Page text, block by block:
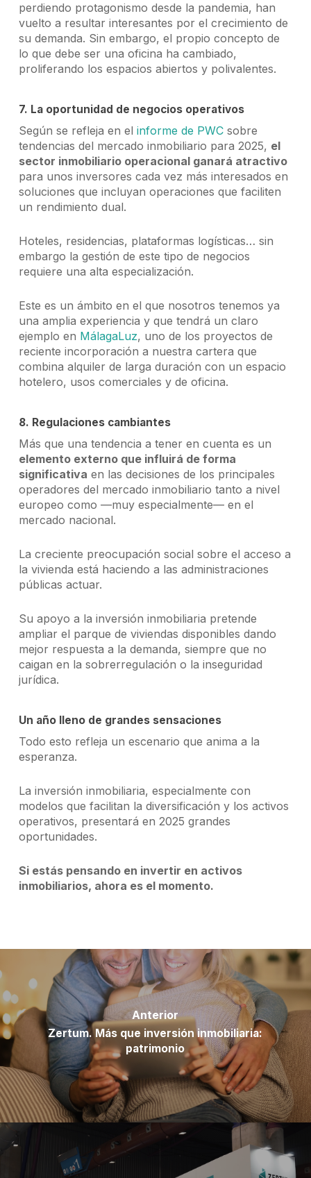
perdiendo protagonismo desde la pandemia, han
vuelto a resultar interesantes por el crecimiento de
su demanda. Sin embargo, el propio concepto de
lo que debe ser una oficina ha cambiado,
proliferando los espacios abiertos y polivalentes.
7. La oportunidad de negocios operativos
Según se refleja en el informe de PWCsobre
tendencias del mercado inmobiliario para 2025, el
sector inmobiliario operacional ganará atractivo
para unos inversores cada vez más interesados en
soluciones que incluyan operaciones que faciliten
un rendimiento dual.
Hoteles, residencias, plataformas logísticas… sin
embargo la gestión de este tipo de negocios
requiere una alta especialización.
Este es un ámbito en el que nosotros tenemos ya
una amplia experiencia y que tendrá un claro
ejemplo en MálagaLuz, uno de los proyectos de
reciente incorporación a nuestra cartera que
combina alquiler de larga duración con un espacio
hotelero, usos comerciales y de oficina.
8. Regulaciones cambiantes
Más que una tendencia a tener en cuenta es un
elemento externo que influirá de forma
significativa en las decisiones de los principales
operadores del mercado inmobiliario tanto a nivel
europeo como —muy especialmente— en el
mercado nacional.
La creciente preocupación social sobre el acceso a
la vivienda está haciendo a las administraciones
públicas actuar.
Su apoyo a la inversión inmobiliaria pretende
ampliar el parque de viviendas disponibles dando
mejor respuesta a la demanda, siempre que no
caigan en la sobrerregulación o la inseguridad
jurídica.
Un año lleno de grandes sensaciones
Todo esto refleja un escenario que anima a la
esperanza.
La inversión inmobiliaria, especialmente con
modelos que facilitan la diversificación y los activos
operativos, presentará en 2025 grandes
oportunidades.
Si estás pensando en invertir en activos
inmobiliarios, ahora es el momento.
Anterior
Zertum. Más que inversión inmobiliaria:
patrimonio